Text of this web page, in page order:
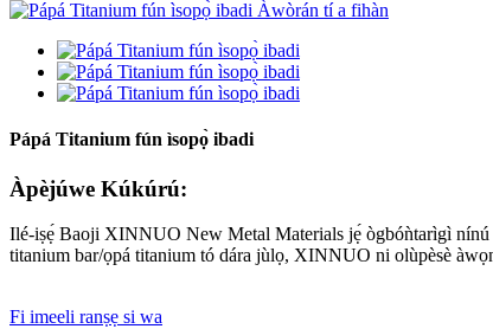
Pápá Titanium fún ìsopọ̀ ibadi
Àpèjúwe Kúkúrú:
Ilé-iṣẹ́ Baoji XINNUO New Metal Materials jẹ́ ògbóǹtarìgì
titanium bar/ọpá titanium tó dára jùlọ, XINNUO ni olùpèsè
Fi imeeli ranṣẹ si wa